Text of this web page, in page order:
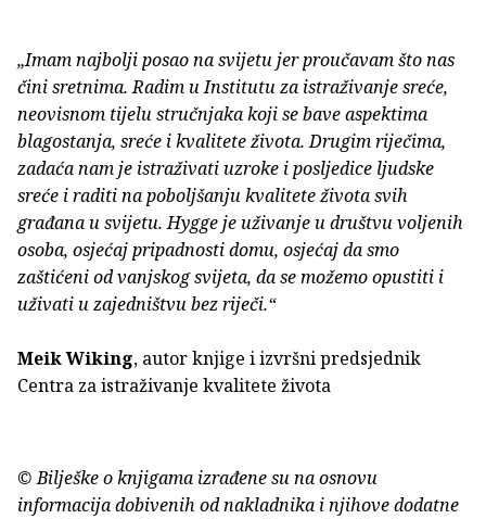
„Imam najbolji posao na svijetu jer proučavam što nas
čini sretnima. Radim u Institutu za istraživanje sreće,
neovisnom tijelu stručnjaka koji se bave aspektima
blagostanja, sreće i kvalitete života. Drugim riječima,
zadaća nam je istraživati uzroke i posljedice ljudske
sreće i raditi na poboljšanju kvalitete života svih
građana u svijetu. Hygge je uživanje u društvu voljenih
osoba, osjećaj pripadnosti domu, osjećaj da smo
zaštićeni od vanjskog svijeta, da se možemo opustiti i
uživati u zajedništvu bez riječi.“
Meik Wiking, autor knjige i izvršni predsjednik
Centra za istraživanje kvalitete života
© Bilješke o knjigama izrađene su na osnovu
informacija dobivenih od nakladnika i njihove dodatne